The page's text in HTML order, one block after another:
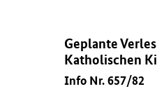
Geplante
Katholischen
Info Nr. 657/82